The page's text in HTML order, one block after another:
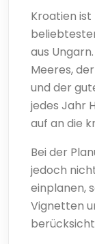
Kroatien
aus
Meeres,
und der
jedes Jahr
auf an die
Bei der
jedoch
einplanen,
Vignetten